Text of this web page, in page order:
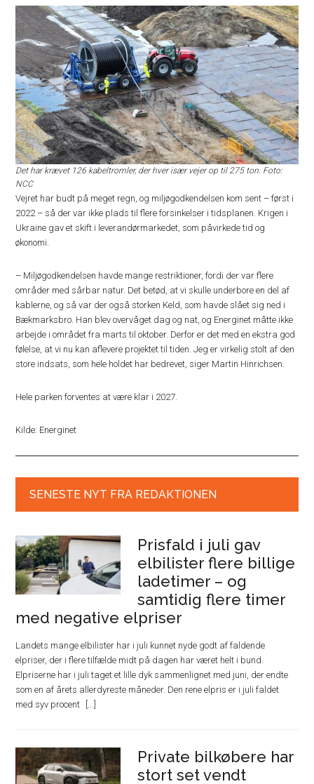
Det har krævet 126 kabeltromler, der hver især vejer op til 275 ton. Foto:
NCC
Vejret har budt på meget regn, og miljøgodkendelsen kom sent – først i
2022 – så der var ikke plads til flere forsinkelser i tidsplanen. Krigen i
Ukraine gav et skift i leverandørmarkedet, som påvirkede tid og
økonomi.
– Miljøgodkendelsen havde mange restriktioner, fordi der var flere
områder med sårbar natur. Det betød, at vi skulle underbore en del af
kablerne, og så var der også storken Keld, som havde slået sig ned i
Bækmarksbro. Han blev overvåget dag og nat, og Energinet måtte ikke
arbejde i området fra marts til oktober. Derfor er det med en ekstra god
følelse, at vi nu kan aflevere projektet til tiden. Jeg er virkelig stolt af den
store indsats, som hele holdet har bedrevet, siger Martin Hinrichsen.
Hele parken forventes at være klar i 2027.
Kilde: Energinet
SENESTE NYT FRA REDAKTIONEN
Prisfald i juli gav
elbilister flere billige
ladetimer – og
samtidig flere timer
med negative elpriser
Landets mange elbilister har i juli kunnet nyde godt af faldende
elpriser, der i flere tilfælde midt på dagen har været helt i bund.
Elpriserne har i juli taget et lille dyk sammenlignet med juni, der endte
som en af årets allerdyreste måneder. Den rene elpris er i juli faldet
med syv procent
Private bilkøbere har
stort set vendt